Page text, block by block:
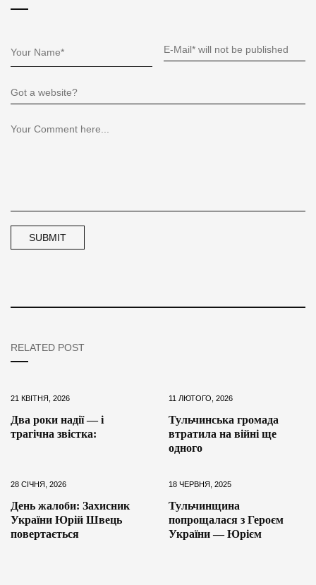
RELATED POST
21 КВІТНЯ, 2026
Два роки надії — і
трагічна звістка:
11 ЛЮТОГО, 2026
Тульчинська громада
втратила на війні ще
одного
28 СІЧНЯ, 2026
День жалоби: Захисник
України Юрій Швець
повертається
18 ЧЕРВНЯ, 2025
Тульчинщина
попрощалася з Героєм
України — Юрієм